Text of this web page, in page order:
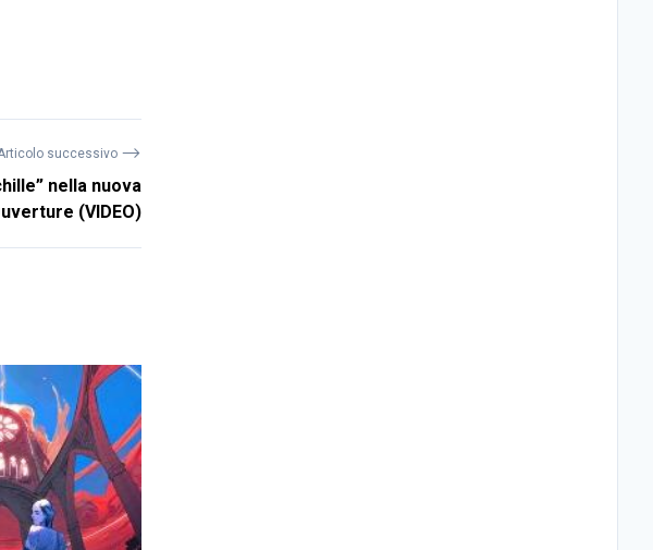
successivo ⟶
nella nuova
(VIDEO)